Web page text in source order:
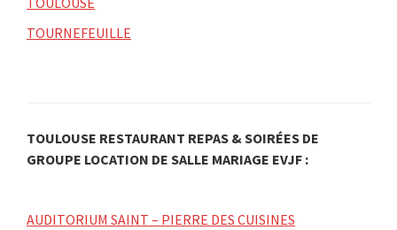
TOURNEFEUILLE
TOULOUSE RESTAURANT REPAS & SOIRÉES DE
GROUPE LOCATION DE SALLE MARIAGE EVJF :
AUDITORIUM SAINT – PIERRE DES CUISINES